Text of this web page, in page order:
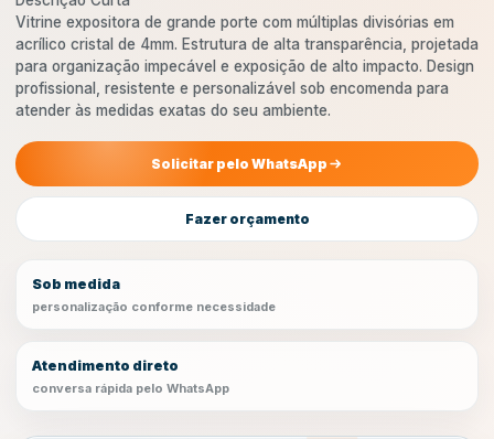
Vitrine expositora de grande porte com múltiplas divisórias em
acrílico cristal de 4mm. Estrutura de alta transparência, projetada
para organização impecável e exposição de alto impacto. Design
profissional, resistente e personalizável sob encomenda para
atender às medidas exatas do seu ambiente.
Solicitar pelo WhatsApp
Fazer orçamento
Sob medida
personalização conforme necessidade
Atendimento direto
conversa rápida pelo WhatsApp